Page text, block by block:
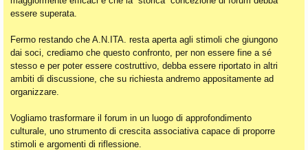
essere superata.
Fermo restando che A.N.ITA. resta aperta agli stimoli che giungono
dai soci, crediamo che questo confronto, per non essere fine a sé
stesso e per poter essere costruttivo, debba essere riportato in altri
ambiti di discussione, che su richiesta andremo appositamente ad
organizzare.
Vogliamo trasformare il forum in un luogo di approfondimento
culturale, uno strumento di crescita associativa capace di proporre
stimoli e argomenti di riflessione.